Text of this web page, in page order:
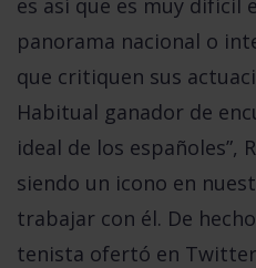
es así que es muy difícil
panorama nacional o
que critiquen sus
Habitual ganador de
ideal de los españoles”,
siendo un icono en
trabajar con él. De
tenista ofertó en